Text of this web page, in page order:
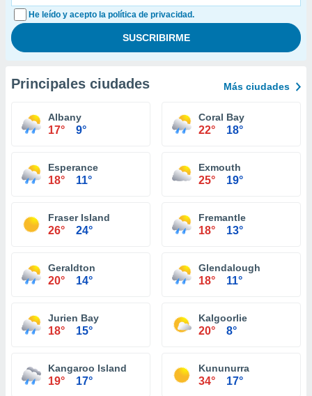
He leído y acepto la política de privacidad.
Principales ciudades Más ciudades
Albany
17° 9°
Coral Bay
22° 18°
Esperance
18° 11°
Exmouth
25° 19°
Fraser Island
26° 24°
Fremantle
18° 13°
Geraldton
20° 14°
Glendalough
18° 11°
Jurien Bay
18° 15°
Kalgoorlie
20° 8°
Kangaroo Island
19° 17°
Kununurra
34° 17°